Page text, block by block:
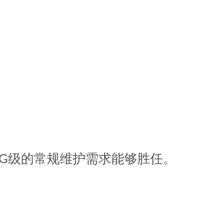
级的常规维护需求能够胜任。